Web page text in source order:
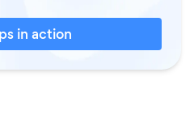
in action